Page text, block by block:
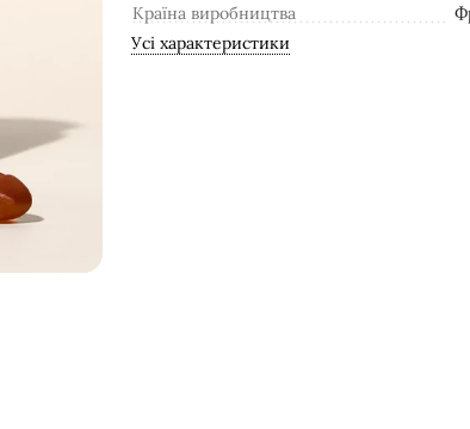
Країна виробництва
Усі характеристики